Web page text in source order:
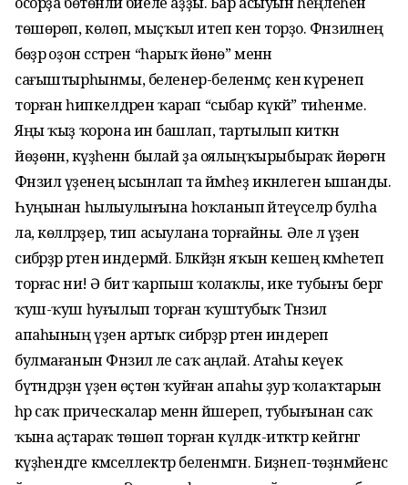
төшөрөп, көлөп, мыҫҡыл итеп кенә торҙо. Фәнзиләнең
бөҙрә оҙон сәстәрен “һарыҡ йөнө” менән
сағыштырһынмы, беленер-беленмәҫ кенә күренеп
торған һипкелдәрен ҡарап “сыбар күкәй” тиһенме.
Яңы ҡыҙ ҡорона инә башлап, тартылып киткән
йөҙөнән, кәүҙәһенән былай ҙа оялыңҡырыбыраҡ йөрөгән
Фәнзилә үҙенең ысынлап та йәмһеҙ икәнлегенә ышанды.
Һуңынан һылыулығына һоҡланып әйтеүселәр булһа
ла, көләләрҙер, тип асыулана торғайны. Әле лә үҙен
сибәрҙәр рәтенә индермәй. Бәләкәйҙән яҡын кешең кәмһетеп
торғас ни! Ә бит ҡарпыш ҡолаҡлы, ике тубығы бергә
ҡуш-ҡуш һуғылып торған ҡуштубыҡ Тәнзилә
апаһының үҙен артыҡ сибәрҙәр рәтенә индереп
булмағанын Фәнзилә әле саҡ аңлай. Атаһы кеүек
бүтәндәрҙән үҙен өҫтөн ҡуйған апаһы ҙур ҡолаҡтарын
һәр саҡ прическалар менән йәшереп, тубығынан саҡ
ҡына аҫтараҡ төшөп торған күлдәк-итәктәр кейгәнгә
кәүҙәһендәге кәмселлектәр беленмәгән. Биҙәнеп-төҙәнмәйенсә